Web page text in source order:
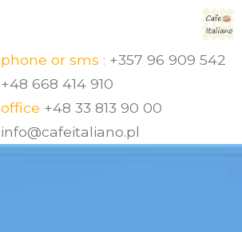
phone or sms : +357 96 909 542
+48 668 414 910
office +48 33 813 90 00
info@cafeitaliano.pl